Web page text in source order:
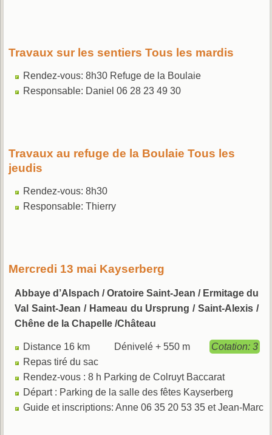
Travaux sur les sentiers Tous les mardis
Rendez-vous: 8h30 Refuge de la Boulaie
Responsable: Daniel 06 28 23 49 30
Travaux au refuge de la Boulaie Tous les
jeudis
Rendez-vous: 8h30
Responsable: Thierry
Mercredi 13 mai Kayserberg
Abbaye d’Alspach / Oratoire Saint-Jean / Ermitage du
Val Saint-Jean / Hameau du Ursprung / Saint-Alexis /
Chêne de la Chapelle /Château
Distance 16 km Dénivelé + 550 m
Cotation: 3
Repas tiré du sac
Rendez-vous : 8 h Parking de Colruyt Baccarat
Départ : Parking de la salle des fêtes Kayserberg
Guide et inscriptions: Anne 06 35 20 53 35 et Jean-Marc